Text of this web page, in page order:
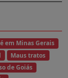
em Minas Gerais
Maus tratos
de Goiás